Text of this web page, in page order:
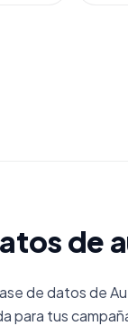
de
de datos de
para tus